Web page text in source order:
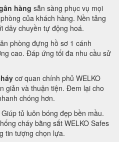
hàng sẵn sàng phục vụ mọi
của khách hàng. Nền tảng
dây chuyền tự động hoá.
phòng đựng hồ sơ 1 cánh
cao. Đáp ứng tối đa nhu cầu sử
cơ quan chính phủ WELKO
giản và thuận tiện. Đem lại cho
chóng hơn.
tủ luôn bóng đẹp bền mầu.
cháy bằng sắt WELKO Safes
tin tượng chọn lựa.